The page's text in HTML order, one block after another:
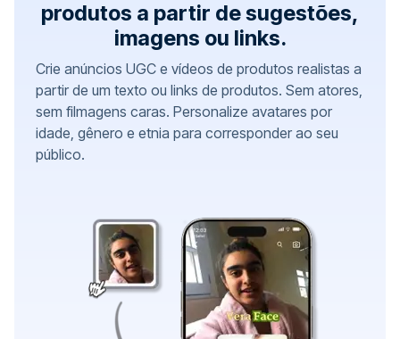
produtos a partir de sugestões,
imagens ou links.
Crie anúncios UGC e vídeos de produtos realistas a
partir de um texto ou links de produtos. Sem atores,
sem filmagens caras. Personalize avatares por
idade, gênero e etnia para corresponder ao seu
público.